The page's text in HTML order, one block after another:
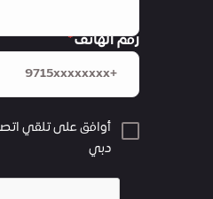
رقم الهاتف
أوافق على تلقي
دبي